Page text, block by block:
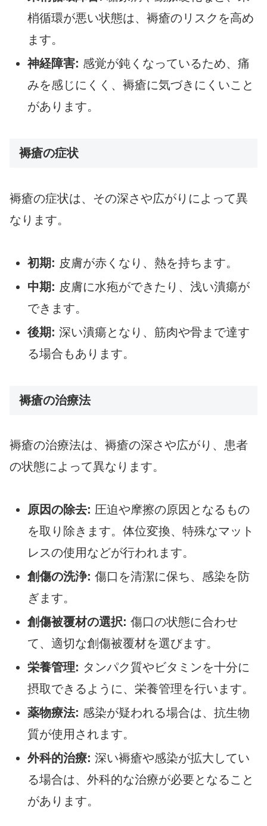
梢循環が悪い状態は、褥瘡のリスクを高め
ます。
神経障害: 感覚が鈍くなっているため、痛
みを感じにくく、褥瘡に気づきにくいこと
があります。
褥瘡の症状
褥瘡の症状は、その深さや広がりによって異
なります。
初期: 皮膚が赤くなり、熱を持ちます。
中期: 皮膚に水疱ができたり、浅い潰瘍が
できます。
後期: 深い潰瘍となり、筋肉や骨まで達す
る場合もあります。
褥瘡の治療法
褥瘡の治療法は、褥瘡の深さや広がり、患者
の状態によって異なります。
原因の除去: 圧迫や摩擦の原因となるもの
を取り除きます。体位変換、特殊なマット
レスの使用などが行われます。
創傷の洗浄: 傷口を清潔に保ち、感染を防
ぎます。
創傷被覆材の選択: 傷口の状態に合わせ
て、適切な創傷被覆材を選びます。
栄養管理: タンパク質やビタミンを十分に
摂取できるように、栄養管理を行います。
薬物療法: 感染が疑われる場合は、抗生物
質が使用されます。
外科的治療: 深い褥瘡や感染が拡大してい
る場合は、外科的な治療が必要となること
があります。